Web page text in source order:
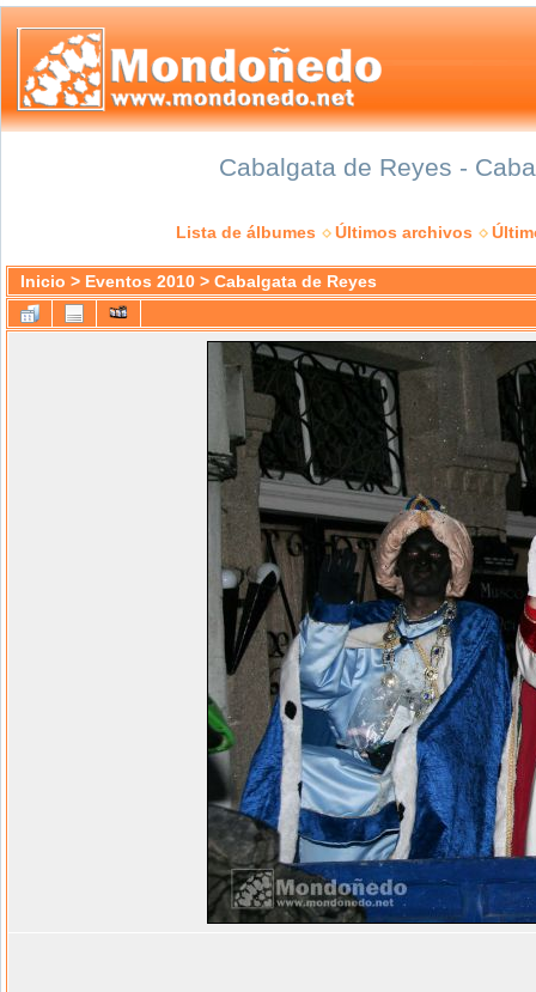
Cabalgata de Reyes -
Lista de álbumes Últimos archivos
Inicio > Eventos 2010 > Cabalgata de Reyes